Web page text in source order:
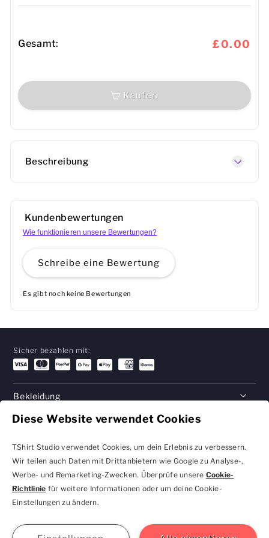
Diese Website verwendet Cookies
TShirt Studio verwendet Cookies, um dein Erlebnis zu verbessern.
Wir teilen auch Daten mit Drittanbietern wie Google zu Analyse-,
Werbe- und Remarketing-Zwecken. Überprüfe unsere Cookie-
Richtlinie für weitere Informationen oder um deine Cookie-
Einstellungen zu ändern.
Gesamt: £0.00
Kaufen
Beschreibung
Kundenbewertungen
Wie funktionieren unsere Bewertungen?
Schreibe eine Bewertung
Es gibt noch keine Bewertungen
Sicher bezahlen mit:
Bekleidung
Geschenke
Hilfe
Datenschutzbestimmungen
und Cookie-Einstellungen
kontakt@tshirtstudio.de